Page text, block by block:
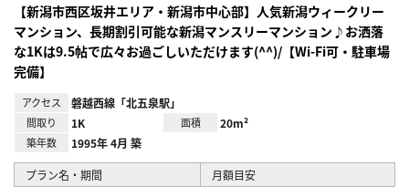
【新潟市西区坂井エリア・新潟市中心部】人気新潟ウィークリー
マンション、長期割引可能な新潟マンスリーマンション♪お洒落
な1Kは9.5帖で広々お過ごしいただけます(^^)/【Wi-Fi可・駐車場
完備】
アクセス 磐越西線「北五泉駅」
間取り 1K 面積 20m²
築年数 1995年 4月 築
プラン名・期間 月額目安